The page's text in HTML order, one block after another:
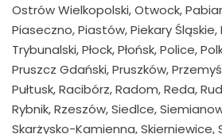
Ostrów Wielkopolski, Otwock,
Piaseczno, Piastów, Piekary Śląskie,
Trybunalski, Płock, Płońsk, Police,
Pruszcz Gdański, Pruszków,
Pułtusk, Racibórz, Radom, Reda,
Rybnik, Rzeszów, Siedlce,
Skarżysko-Kamienna, Skierniewice,